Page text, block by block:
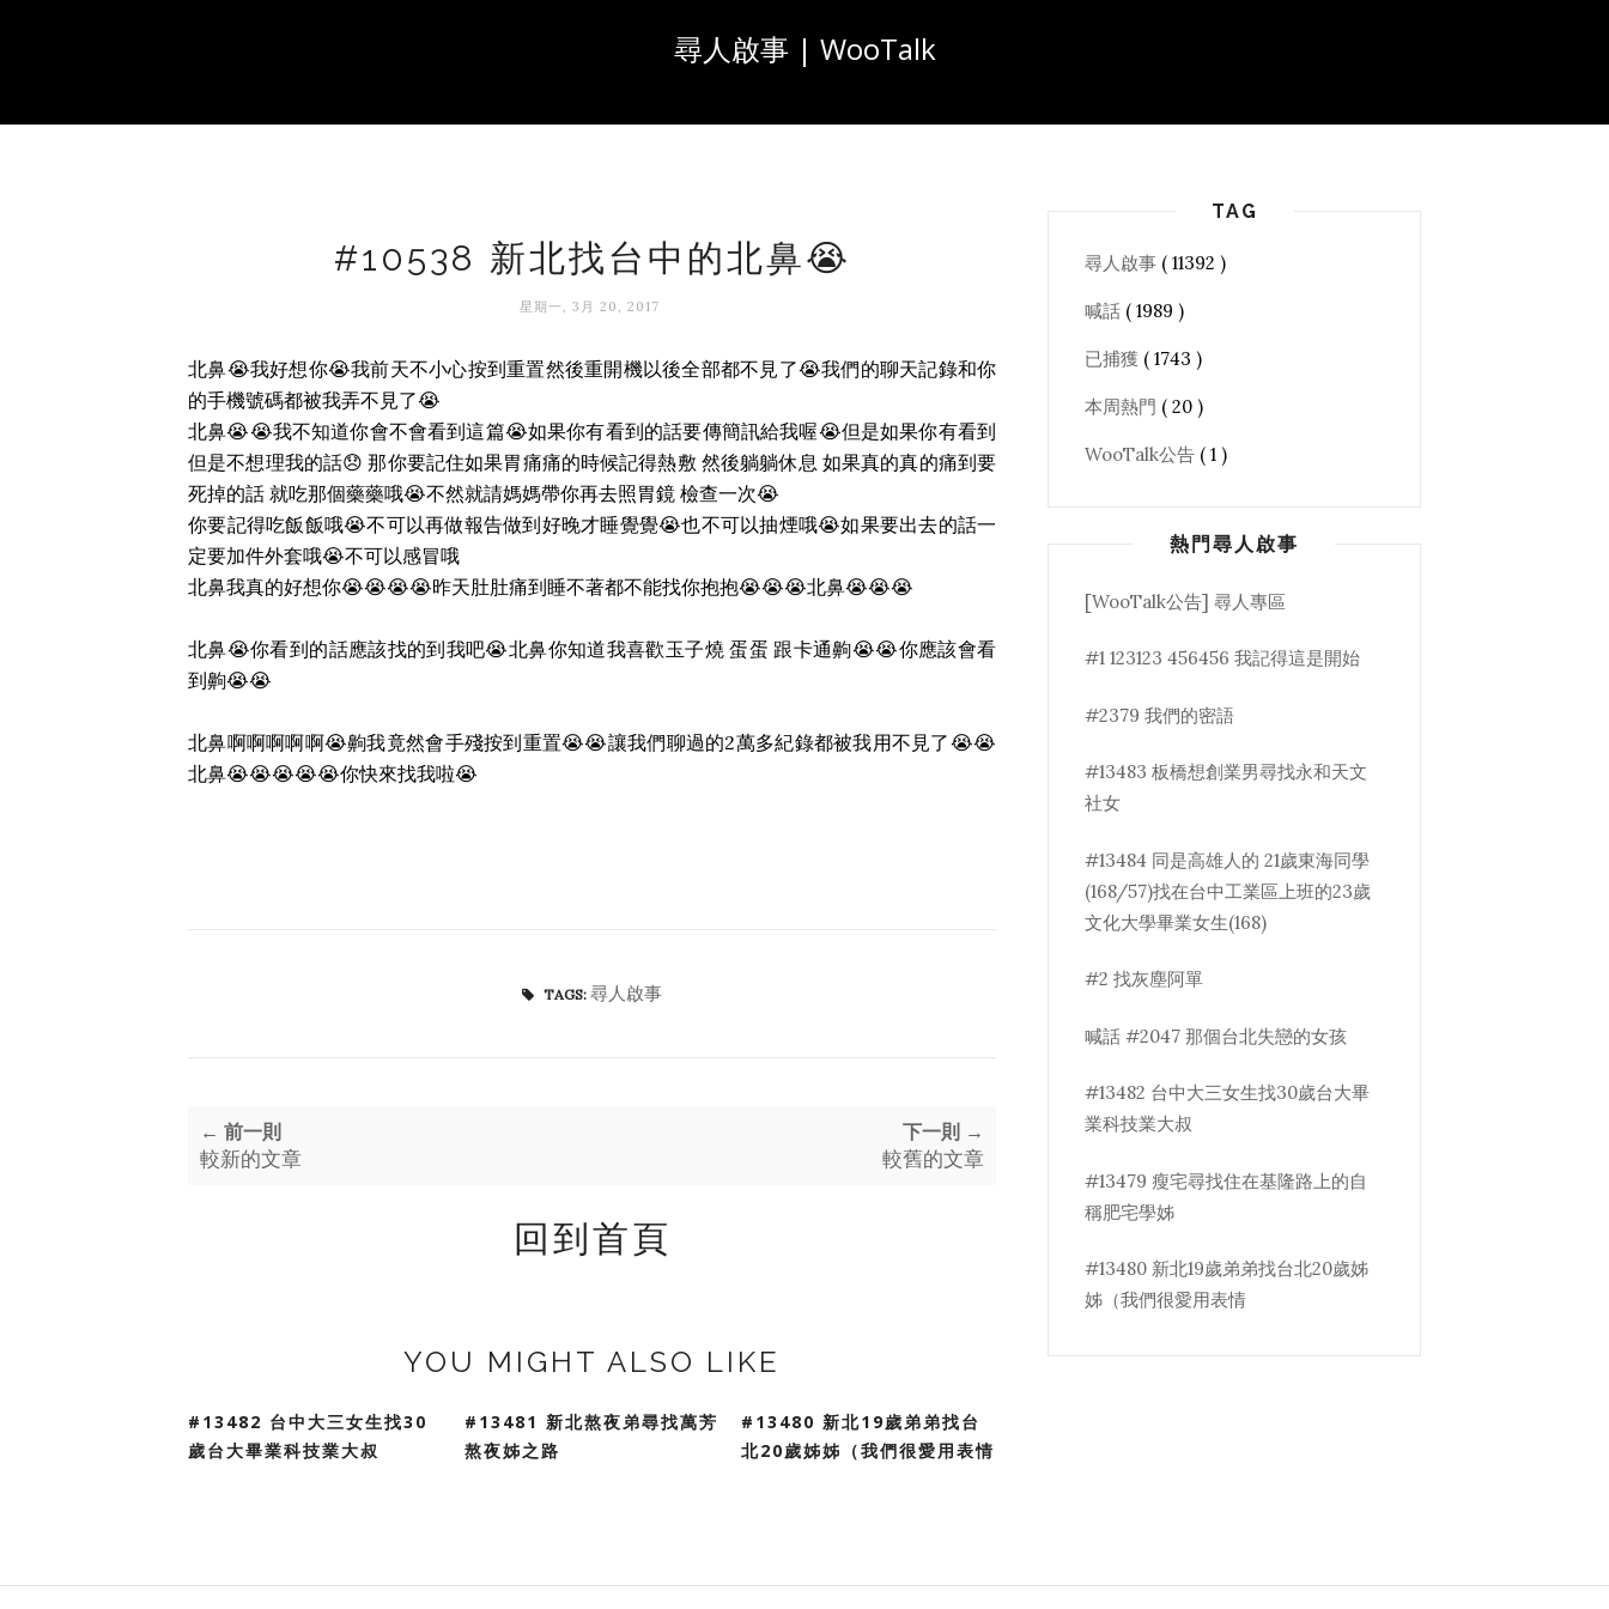
尋人啟事 | WooTalk
#10538 新北找台中的北鼻😭
星期一, 3月 20, 2017
北鼻😭我好想你😭我前天不小心按到重置然後重開機以後全部都不見了😭我們的聊天記錄和你
的手機號碼都被我弄不見了😭
北鼻😭😭我不知道你會不會看到這篇😭如果你有看到的話要傳簡訊給我喔😭但是如果你有看到
但是不想理我的話😞 那你要記住如果胃痛痛的時候記得熱敷 然後躺躺休息 如果真的真的痛到要
死掉的話 就吃那個藥藥哦😭不然就請媽媽帶你再去照胃鏡 檢查一次😭
你要記得吃飯飯哦😭不可以再做報告做到好晚才睡覺覺😭也不可以抽煙哦😭如果要出去的話一
定要加件外套哦😭不可以感冒哦
北鼻我真的好想你😭😭😭😭昨天肚肚痛到睡不著都不能找你抱抱😭😭😭北鼻😭😭😭
北鼻😭你看到的話應該找的到我吧😭北鼻你知道我喜歡玉子燒 蛋蛋 跟卡通齁😭😭你應該會看
到齁😭😭
北鼻啊啊啊啊啊😭齁我竟然會手殘按到重置😭😭讓我們聊過的2萬多紀錄都被我用不見了😭😭
北鼻😭😭😭😭😭你快來找我啦😭
TAGS: 尋人啟事
← 前一則
較新的文章
下一則 →
較舊的文章
回到首頁
YOU MIGHT ALSO LIKE
#13482 台中大三女生找30
歲台大畢業科技業大叔
#13481 新北熬夜弟尋找萬芳
熬夜姊之路
#13480 新北19歲弟弟找台
北20歲姊姊（我們很愛用表情
TAG
尋人啟事 ( 11392 )
喊話 ( 1989 )
已捕獲 ( 1743 )
本周熱門 ( 20 )
WooTalk公告 ( 1 )
熱門尋人啟事
[WooTalk公告] 尋人專區
#1 123123 456456 我記得這是開始
#2379 我們的密語
#13483 板橋想創業男尋找永和天文
社女
#13484 同是高雄人的 21歲東海同學
(168/57)找在台中工業區上班的23歲
文化大學畢業女生(168)
#2 找灰塵阿單
喊話 #2047 那個台北失戀的女孩
#13482 台中大三女生找30歲台大畢
業科技業大叔
#13479 瘦宅尋找住在基隆路上的自
稱肥宅學姊
#13480 新北19歲弟弟找台北20歲姊
姊（我們很愛用表情